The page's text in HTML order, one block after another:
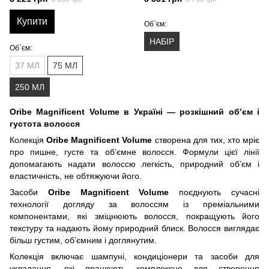
об'єм", 250 мл
Купити
Об`єм:
37 МЛ 75 МЛ
250 МЛ
Об`єм:
НАБІР
Oribe Magnificent Volume в Україні — розкішний об’єм і
густота волосся
КолекціяOribe Magnificent Volume створена для тих, хто мріє
про пишне, густе та об’ємне волосся. Формули цієї лінії
допомагають надати волоссю легкість, природний об’єм і
еластичність, не обтяжуючи його.
Засоби Oribe Magnificent Volume поєднують сучасні
технології догляду за волоссям із преміальними
компонентами, які зміцнюють волосся, покращують його
текстуру та надають йому природний блиск. Волосся виглядає
більш густим, об’ємним і доглянутим.
Колекція включає шампуні, кондиціонери та засоби для